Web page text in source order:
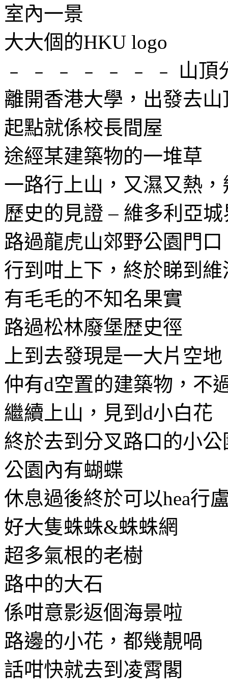
室內一景
大大個的HKU logo
﹣ ﹣ ﹣ ﹣ ﹣ ﹣ ﹣ 山
離開香港大學，出發去山
起點就係校長間屋
途經某建築物的一堆草
一路行上山，又濕又熱
歷史的見證 – 維多利亞
路過龍虎山郊野公園門口
行到咁上下，終於睇到維
有毛毛的不知名果實
路過松林廢堡歴史徑
上到去發現是一大片空地
仲有d空置的建築物，不
繼續上山，見到d小白花
終於去到分叉路口的小
公園內有蝴蝶
休息過後終於可以hea行
好大隻蛛蛛&蛛蛛網
超多氣根的老樹
路中的大石
係咁意影返個海景啦
路邊的小花，都幾靚喎
話咁快就去到凌霄閣